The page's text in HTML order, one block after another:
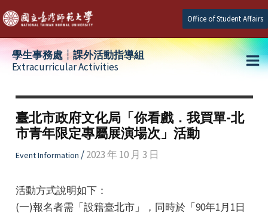
Skip
to
content
Office of Student Affairs
學生事務處┆課外活動指導組
Extracurricular Activities
臺北市政府文化局「你看戲．我買單-北
市青年限定專屬展演場次」活動
Event Information /2023 年 10 月 3 日
活動方式說明如下：
(一)報名者需「設籍臺北市」，同時於「90年1月1日